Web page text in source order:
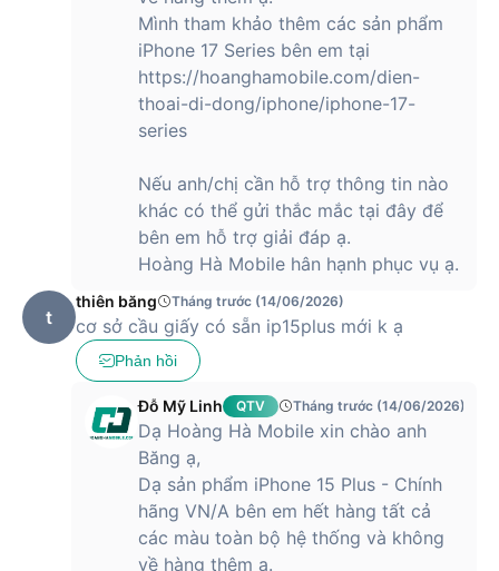
đặc điểm bao gồm:
Kích thước: 6,7 inch, tỷ lệ 19.5:9, viền siêu mỏng.
Độ phân giải: 2796 x 1290 pixel (~460 ppi), hỗ trợ dải
màu rộng P3, HDR10, Dolby Vision.
cao nhất dòng iPhone phổ thông.
Bảo vệ: Kính Ceramic Shield độc quyền của Apple,
chống trầy xước gấp 4 lần kính thường.
Tần số quét: 60Hz, tối ưu tốt cho đa số nhu cầu, tăng
thời lượng pin.
Kích thước lớn, tối ưu trải nghiệm thị giác
iPhone 15 Plus sở hữu màn hình OLED kích thước 6,7 inch,
thuộc nhóm smartphone sở hữu diện tích hiển thị lớn nhất
trên thị trường. Với tấm nền Super Retina XDR, khả năng tái
hiện màu sắc, độ sâu và độ tương phản đạt đến mức xuất
sắc, đáp ứng hoàn hảo cho các nhu cầu giải trí như xem
phim, chơi game đồ họa cao, hay làm việc đa nhiệm.
Mình tham khảo thêm các sản phẩm
iPhone 17 Series bên em tại
https://hoanghamobile.com/dien-
thoai-di-dong/iphone/iphone-17-
series
Nếu anh/chị cần hỗ trợ thông tin nào
khác có thể gửi thắc mắc tại đây để
bên em hỗ trợ giải đáp ạ.
Hoàng Hà Mobile hân hạnh phục vụ ạ.
t
thiên băng Tháng trước (14/06/2026)
cơ sở cầu giấy có sẵn ip15plus mới k ạ
Phản hồi
Đỗ Mỹ Linh QTV Tháng trước (14/06/2026)
Dạ Hoàng Hà Mobile xin chào anh
Băng ạ,
Dạ sản phẩm iPhone 15 Plus - Chính
hãng VN/A bên em hết hàng tất cả
các màu toàn bộ hệ thống và không
về hàng thêm ạ.